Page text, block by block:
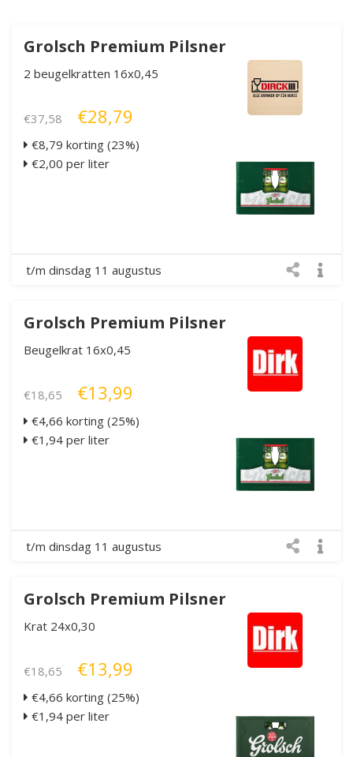
Grolsch Premium Pilsner
2 beugelkratten 16x0,45
€37,58 €28,79
€8,79 korting (23%)
€2,00 per liter
t/m dinsdag 11 augustus
Grolsch Premium Pilsner
Beugelkrat 16x0,45
€18,65 €13,99
€4,66 korting (25%)
€1,94 per liter
t/m dinsdag 11 augustus
Grolsch Premium Pilsner
Krat 24x0,30
€18,65 €13,99
€4,66 korting (25%)
€1,94 per liter